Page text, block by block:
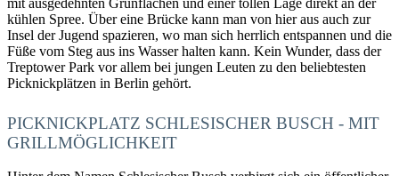
kühlen Spree. Über eine Brücke kann man von hier aus auch zur
Insel der Jugend spazieren, wo man sich herrlich entspannen und die
Füße vom Steg aus ins Wasser halten kann. Kein Wunder, dass der
Treptower Park vor allem bei jungen Leuten zu den beliebtesten
Picknickplätzen in Berlin gehört.
PICKNICKPLATZ SCHLESISCHER BUSCH - MIT
GRILLMÖGLICHKEIT